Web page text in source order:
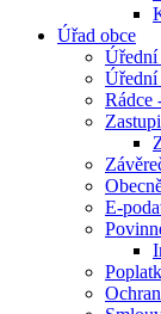
Úřad obce
Úřední
Rádce
E-